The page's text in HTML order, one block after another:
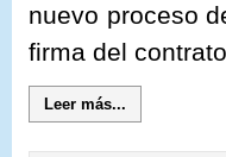
nuevo proceso
firma del
Leer más...